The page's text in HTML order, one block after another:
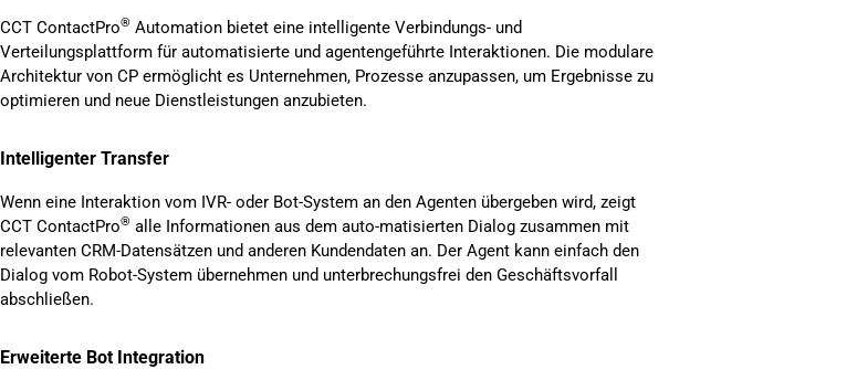
CCT ContactPro® Automation bietet eine intelligente Verbindungs- und
Verteilungsplattform für automatisierte und agentengeführte Interaktionen. Die modulare
Architektur von CP ermöglicht es Unternehmen, Prozesse anzupassen, um Ergebnisse zu
optimieren und neue Dienstleistungen anzubieten.
Intelligenter Transfer
Wenn eine Interaktion vom IVR- oder Bot-System an den Agenten übergeben wird, zeigt
CCT ContactPro® alle Informationen aus dem auto-matisierten Dialog zusammen mit
relevanten CRM-Datensätzen und anderen Kundendaten an. Der Agent kann einfach den
Dialog vom Robot-System übernehmen und unterbrechungsfrei den Geschäftsvorfall
abschließen.
Erweiterte Bot Integration